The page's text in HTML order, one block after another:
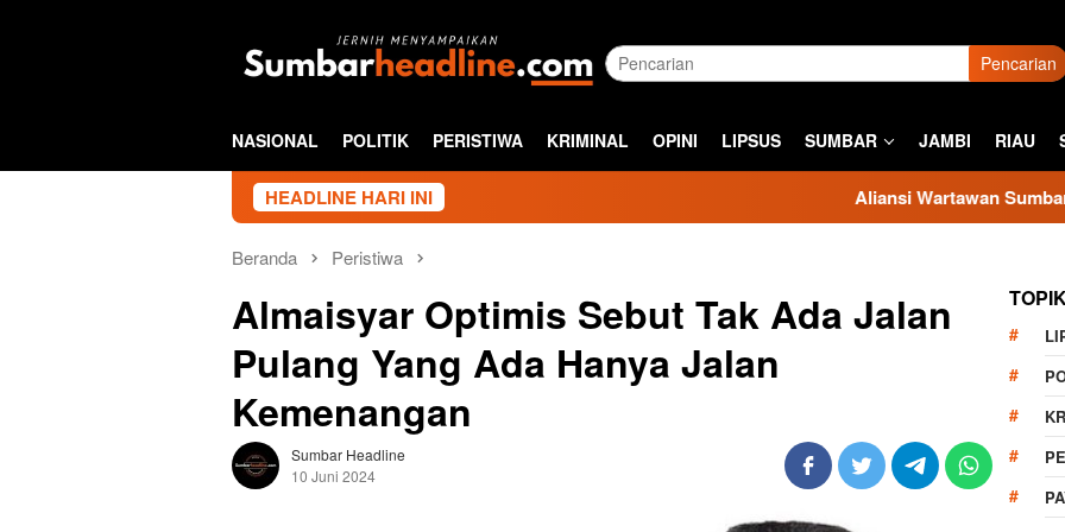
Pencarian
NASIONAL POLITIK PERISTIWA KRIMINAL OPINI LIPSUS SUMBAR JAMBI RIAU
HEADLINE HARI INI Aliansi Wartawan Sumbar Kecam
Beranda Peristiwa
Almaisyar Optimis Sebut Tak Ada Jalan
Pulang Yang Ada Hanya Jalan
Kemenangan
Sumbar Headline
10 Juni 2024